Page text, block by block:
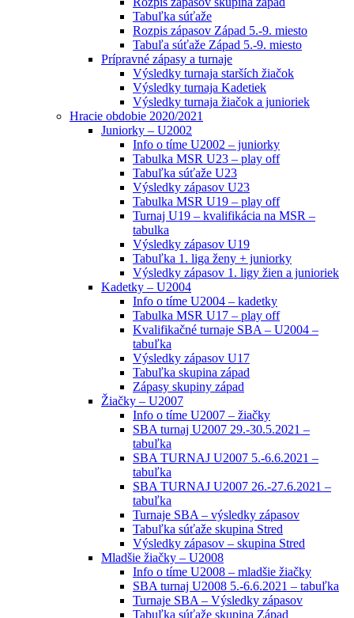
Tabuľka súťaže
Rozpis zápasov Západ 5.-9. miesto
Tabuľa súťaže Západ 5.-9. miesto
Prípravné zápasy a turnaje
Výsledky turnaja starších žiačok
Výsledky turnaja Kadetiek
Výsledky turnaja žiačok a junioriek
Hracie obdobie 2020/2021
Juniorky – U2002
Info o tíme U2002 – juniorky
Tabulka MSR U23 – play off
Tabuľka súťaže U23
Výsledky zápasov U23
Tabulka MSR U19 – play off
Turnaj U19 – kvalifikácia na MSR –
tabulka
Výsledky zápasov U19
Tabuľka 1. liga ženy + juniorky
Výsledky zápasov 1. ligy žien a junioriek
Kadetky – U2004
Info o tíme U2004 – kadetky
Tabulka MSR U17 – play off
Kvalifikačné turnaje SBA – U2004 –
tabuľka
Výsledky zápasov U17
Tabuľka skupina západ
Zápasy skupiny západ
Žiačky – U2007
Info o tíme U2007 – žiačky
SBA turnaj U2007 29.-30.5.2021 –
tabuľka
SBA TURNAJ U2007 5.-6.6.2021 –
tabuľka
SBA TURNAJ U2007 26.-27.6.2021 –
tabuľka
Turnaje SBA – výsledky zápasov
Tabuľka súťaže skupina Stred
Výsledky zápasov – skupina Stred
Mladšie žiačky – U2008
Info o tíme U2008 – mladšie žiačky
SBA turnaj U2008 5.-6.6.2021 – tabuľka
Turnaje SBA – Výsledky zápasov
Tabuľka súťaže skupina Západ